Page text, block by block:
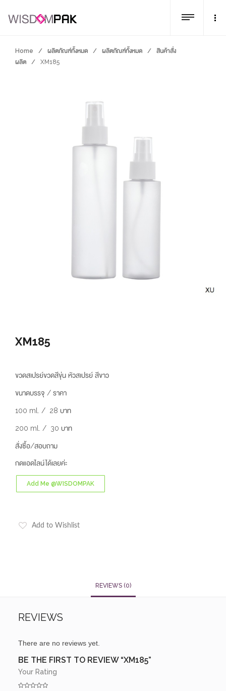
Home / ผลิตภัณฑ์ทั้งหมด / ผลิตภัณฑ์ทั้งหมด /
สินค้าสั่ง
ผลิต
/ XM185
XM185
ขวดสเปรย์ขวดสีขุ่น หัวสเปรย์ สีขาว
ขนาดบรรจุ / ราคา
100 ml. / 28 บาท
200 ml. / 30 บาท
สั่งซื้อ/สอบถาม
กดแอดไลน์ได้เลยค่ะ
Add Me @WISDOMPAK
Add to Wishlist
REVIEWS (0)
REVIEWS
There are no reviews yet.
BE THE FIRST TO REVIEW “XM185”
Your Rating